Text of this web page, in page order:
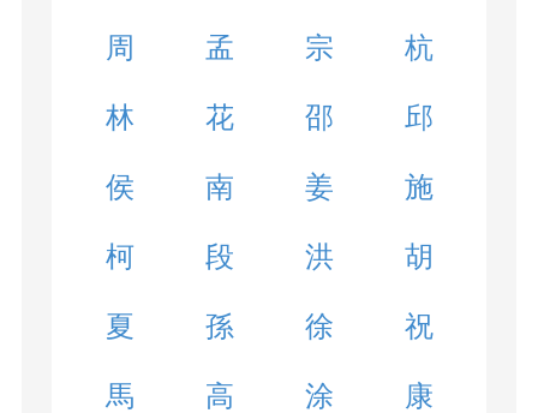
周 孟 宗 杭
林 花 邵 邱
侯 南 姜 施
柯 段 洪 胡
夏 孫 徐 祝
馬 高 涂 康